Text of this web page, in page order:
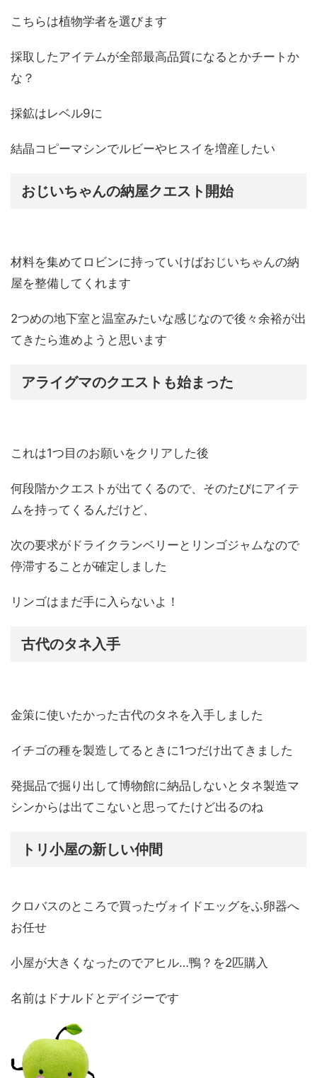
こちらは植物学者を選びます
採取したアイテムが全部最高品質になるとかチートか
な？
採鉱はレベル9に
結晶コピーマシンでルビーやヒスイを増産したい
おじいちゃんの納屋クエスト開始
材料を集めてロビンに持っていけばおじいちゃんの納
屋を整備してくれます
2つめの地下室と温室みたいな感じなので後々余裕が出
てきたら進めようと思います
アライグマのクエストも始まった
これは1つ目のお願いをクリアした後
何段階かクエストが出てくるので、そのたびにアイテ
ムを持ってくるんだけど、
次の要求がドライクランベリーとリンゴジャムなので
停滞することが確定しました
リンゴはまだ手に入らないよ！
古代のタネ入手
金策に使いたかった古代のタネを入手しました
イチゴの種を製造してるときに1つだけ出てきました
発掘品で掘り出して博物館に納品しないとタネ製造マ
シンからは出てこないと思ってたけど出るのね
トリ小屋の新しい仲間
クロバスのところで買ったヴォイドエッグをふ卵器へ
お任せ
小屋が大きくなったのでアヒル…鴨？を2匹購入
名前はドナルドとデイジーです